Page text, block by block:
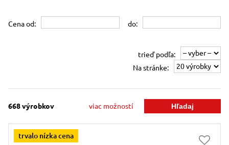
Cena od: do:
trieď podľa:
Na stránke:
668výrobkov viac možností
trvalo nízka cena